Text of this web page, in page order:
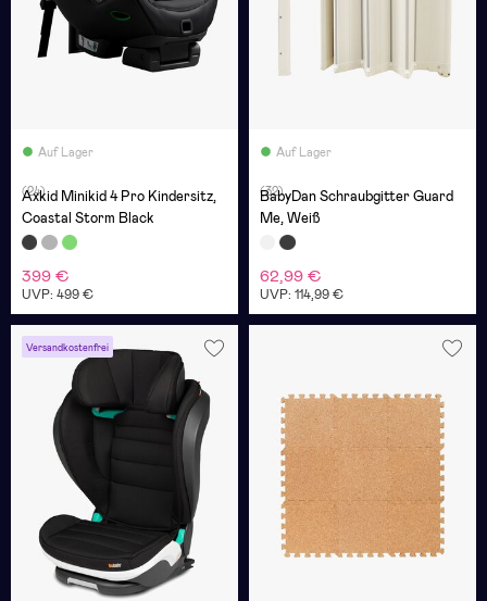
Auf Lager
(24)
Axkid Minikid 4 Pro Kindersitz,
Coastal Storm Black
399 €
UVP: 499 €
Auf Lager
(32)
BabyDan Schraubgitter Guard
Me, Weiß
62,99 €
UVP: 114,99 €
Versandkostenfrei